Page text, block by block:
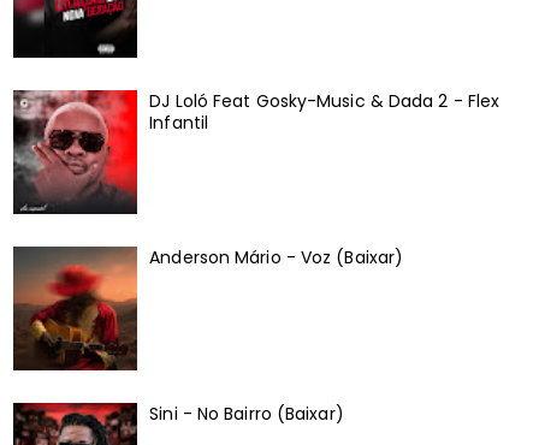
DJ Loló Feat Gosky-Music & Dada 2 - Flex
Infantil
Anderson Mário - Voz (Baixar)
Sini - No Bairro (Baixar)